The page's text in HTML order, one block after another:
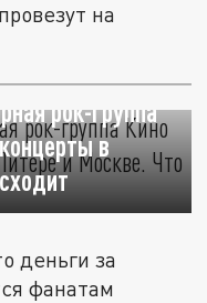
на
рок-группа
в
деньги за
фанатам